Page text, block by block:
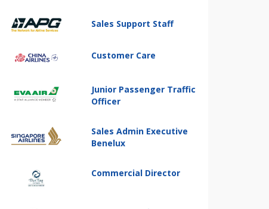
Sales Support Staff
Customer Care
Junior Passenger Traffic
Officer
Sales Admin Executive
Benelux
Commercial Director